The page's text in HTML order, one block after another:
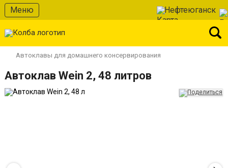
Меню Нефтеюганск
Автоклавы для домашнего консервирования
Автоклав Wein 2, 48 литров